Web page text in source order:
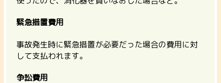
緊急措置費用
事故発生時に緊急措置が必要だった場合の費用に対
して支払われます。
争訟費用